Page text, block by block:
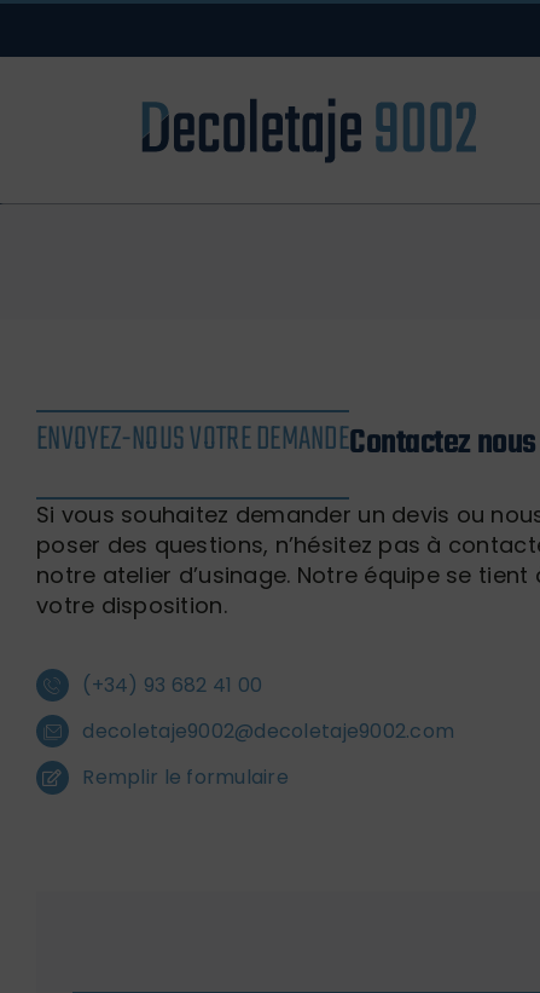
Skip
ENVOYEZ-NOUS VOTRE DEMANDEContactez nous
Si vous souhaitez demander un devis ou
poser des questions, n’hésitez pas à
notre atelier d’usinage. Notre équipe se tient
votre disposition.
(+34) 93 682 41 00
decoletaje9002@decoletaje9002.com
Remplir le formulaire